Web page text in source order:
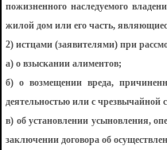
пожизненного наследуемого
жилой дом или его часть,
2) истцами (заявителями) при
а) о взыскании алиментов;
б) о возмещении вреда,
деятельностью или с чрезвычайной
в) об установлении усыновления,
заключении договора об